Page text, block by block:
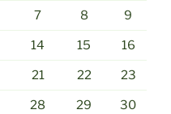
7 8 9
14 15 16
21 22 23
28 29 30